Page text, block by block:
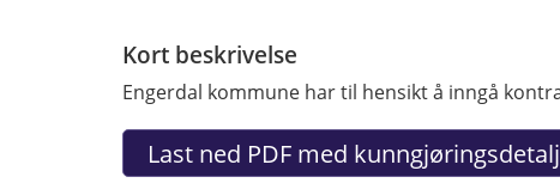
Kort beskrivelse
Engerdal kommune har til hensikt å inngå